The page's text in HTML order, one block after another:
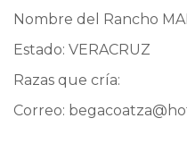
Nombre del Rancho
Estado: VERACRUZ
Razas que cría:
Correo: